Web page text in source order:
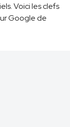
Voici les clefs
Google de